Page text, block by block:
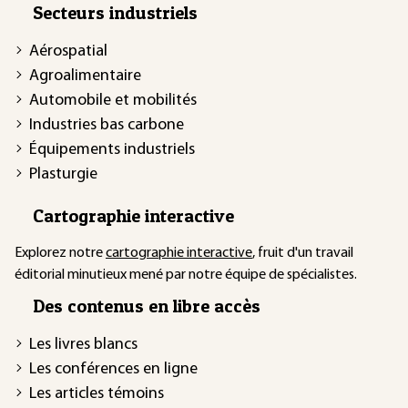
Secteurs industriels
Aérospatial
Agroalimentaire
Automobile et mobilités
Industries bas carbone
Équipements industriels
Plasturgie
Cartographie interactive
Explorez notrecartographie interactive, fruit d'un travail
éditorial minutieux mené par notre équipe de spécialistes.
Des contenus en libre accès
Les livres blancs
Les conférences en ligne
Les articles témoins